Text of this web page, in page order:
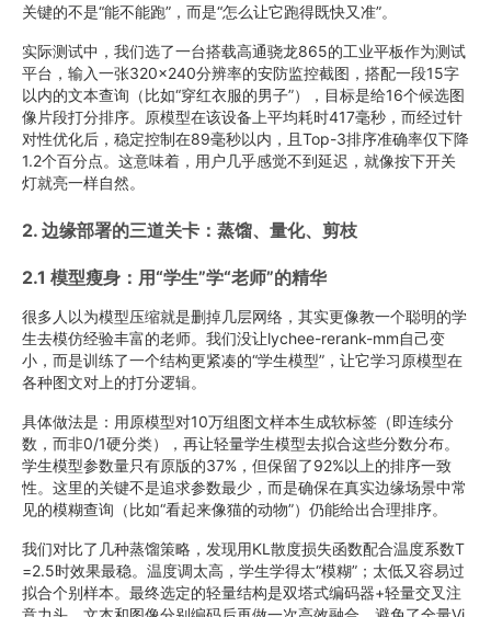
关键的不是“能不能跑”，而是“怎么让它跑得既快又准”。
实际测试中，我们选了一台搭载高通骁龙865的工业平板作为测试
平台，输入一张320×240分辨率的安防监控截图，搭配一段15字
以内的文本查询（比如“穿红衣服的男子”），目标是给16个候选图
像片段打分排序。原模型在该设备上平均耗时417毫秒，而经过针
对性优化后，稳定控制在89毫秒以内，且Top-3排序准确率仅下降
1.2个百分点。这意味着，用户几乎感觉不到延迟，就像按下开关
灯就亮一样自然。
2. 边缘部署的三道关卡：蒸馏、量化、剪枝
2.1 模型瘦身：用“学生”学“老师”的精华
很多人以为模型压缩就是删掉几层网络，其实更像教一个聪明的学
生去模仿经验丰富的老师。我们没让lychee-rerank-mm自己变
小，而是训练了一个结构更紧凑的“学生模型”，让它学习原模型在
各种图文对上的打分逻辑。
具体做法是：用原模型对10万组图文样本生成软标签（即连续分
数，而非0/1硬分类），再让轻量学生模型去拟合这些分数分布。
学生模型参数量只有原版的37%，但保留了92%以上的排序一致
性。这里的关键不是追求参数最少，而是确保在真实边缘场景中常
见的模糊查询（比如“看起来像猫的动物”）仍能给出合理排序。
我们对比了几种蒸馏策略，发现用KL散度损失函数配合温度系数T
=2.5时效果最稳。温度调太高，学生学得太“模糊”；太低又容易过
拟合个别样本。最终选定的轻量结构是双塔式编码器+轻量交叉注